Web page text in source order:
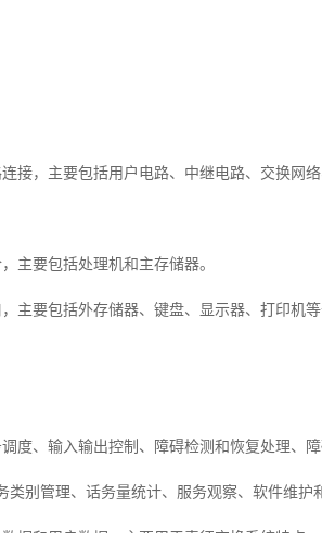
接，主要包括用户电路、中继电路、交换网
主要包括处理机和主存储器。
主要包括外存储器、键盘、显示器、打印机等
度、输入输出控制、障碍检测和恢复处理、
别管理、话务量统计、服务观察、软件维护